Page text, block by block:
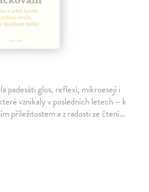
padesáti glos, reflexí, mikroesejí i
vznikaly v posledních letech – k
příležitostem a z radosti ze čtení…